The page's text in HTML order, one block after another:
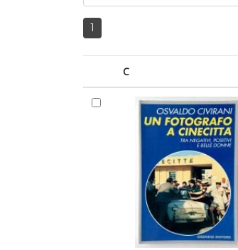
1
C